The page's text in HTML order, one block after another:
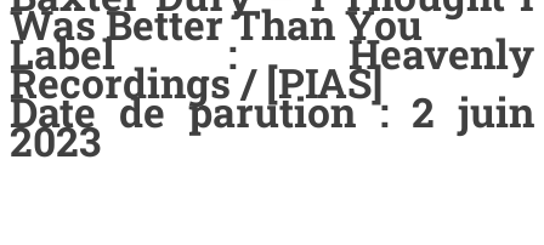
Was Better Than You
Label : Heavenly
Recordings / [PIAS]
Date de parution : 2 juin
2023